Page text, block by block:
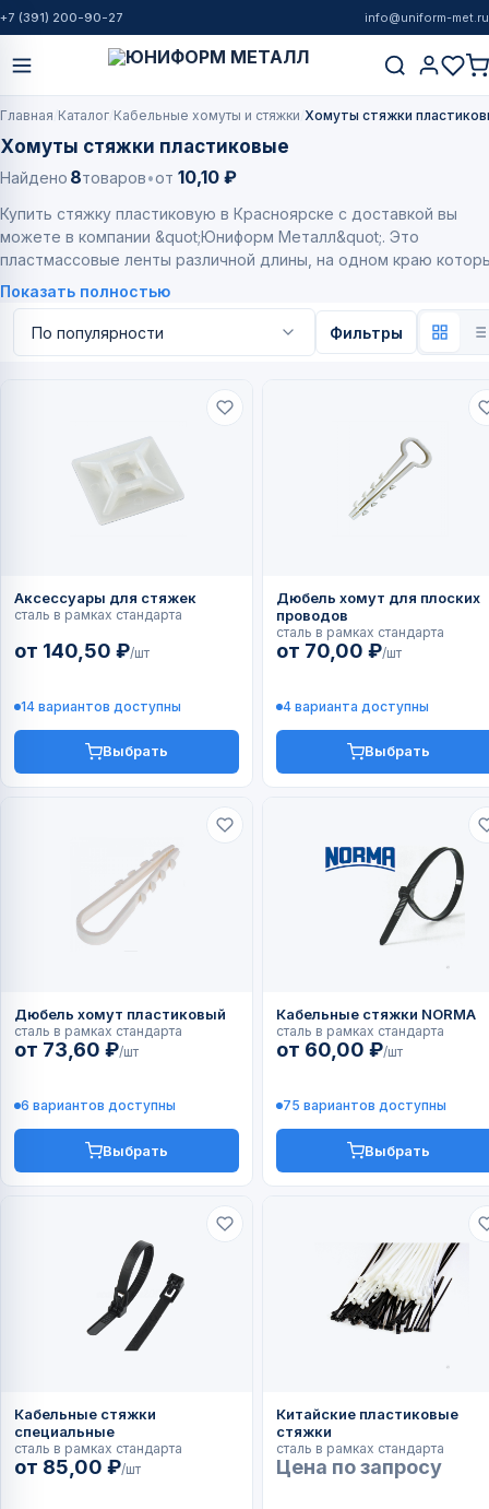
+7 (391) 200-90-27 info@uniform-met.ru
Главная Каталог Кабельные хомуты и стяжки Хомуты стяжки
Хомуты стяжки пластиковые
Найдено 8товаров•от 10,10 ₽
Купить стяжку пластиковую в Красноярске с доставкой вы
можете в компании &quot;Юниформ Металл&quot;. Это
пластмассовые ленты различной длины, на одном краю
расположена петля или специальный проем. В наличии
российского и зарубежного производства, качество которых
подтверждается сертификатами…
Показать полностью
Фильтры
Аксессуары для стяжек
сталь в рамках стандарта
от 140,50 ₽/шт
14 вариантов доступны
Выбрать
Дюбель хомут для плоских
проводов
сталь в рамках стандарта
от 70,00 ₽/шт
4 варианта доступны
Выбрать
Дюбель хомут пластиковый
сталь в рамках стандарта
от 73,60 ₽/шт
6 вариантов доступны
Выбрать
Кабельные стяжки NORMA
сталь в рамках стандарта
от 60,00 ₽/шт
75 вариантов доступны
Выбрать
Кабельные стяжки
специальные
сталь в рамках стандарта
от 85,00 ₽/шт
Китайские пластиковые
стяжки
сталь в рамках стандарта
Цена по запросу